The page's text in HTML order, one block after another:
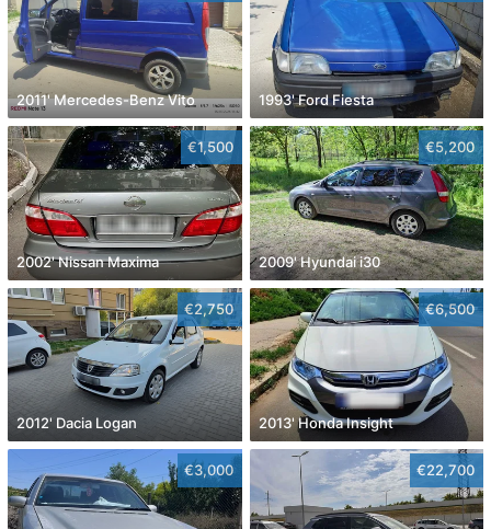
2011' Mercedes-Benz Vito 1993' Ford Fiesta
€1,500
2002' Nissan Maxima
€5,200
2009' Hyundai i30
€2,750
2012' Dacia Logan
€6,500
2013' Honda Insight
€3,000 €22,700